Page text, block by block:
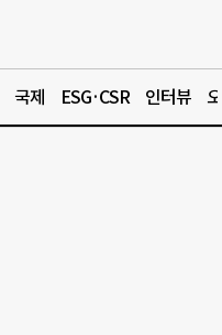
국제 ESG·CSR 인터뷰